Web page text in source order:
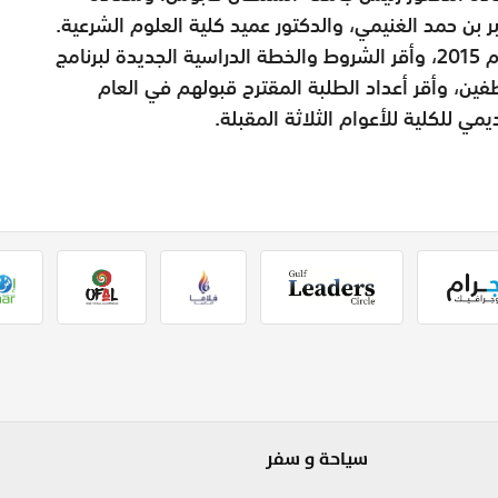
بن حمد الغنيمي، والدكتور عميد كلية العلوم الشرعية.
وقد اعتمد المجلس التقرير السنوي للكلية للعام 2015، وأقر الشروط والخطة الدراسية الجديدة لبرنامج
وأقر أعداد الطلبة المقترح قبولهم في العام
سياحة و سفر